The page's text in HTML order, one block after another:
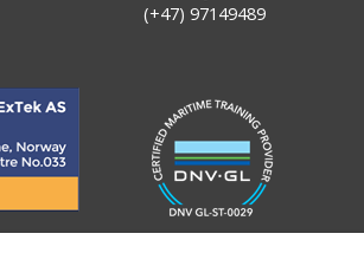
(+47) 97149489